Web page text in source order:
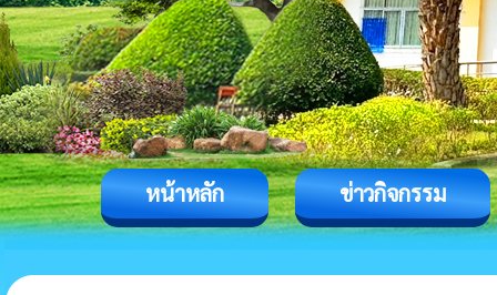
หน้าหลัก ข่าวกิจกรรม